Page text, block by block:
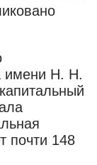
имени Н. Н.
почти 148